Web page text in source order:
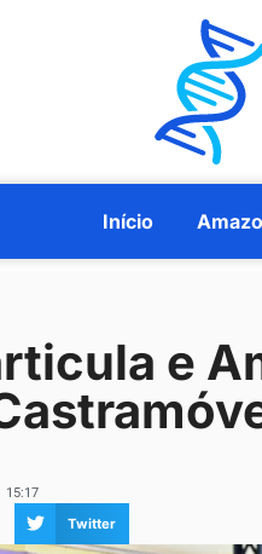
Início
e
15:17
Twitter